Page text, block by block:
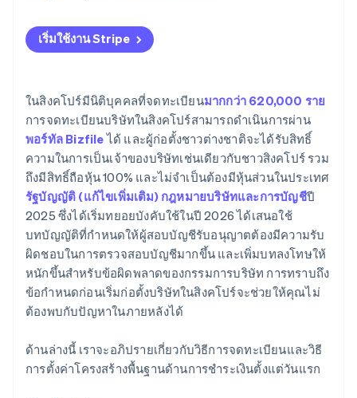
เริ่มใช้งาน Stripe
ในสิงคโปร์มีนิติบุคคลที่จดทะเบียนมากกว่า 620,000 ราย
การจดทะเบียนบริษัทในสิงคโปร์สามารถดำเนินการผ่าน
พอร์ทัล Bizfileได้ และผู้ก่อตั้งชาวต่างชาติจะได้รับสิทธิ์
ความในการเป็นเจ้าของบริษัทเช่นเดียวกับชาวสิงคโปร์ รวม
ถึงมีสิทธิ์ถือหุ้น 100% และไม่จำเป็นต้องมีหุ้นส่วนในประเทศ
รัฐบัญญัติ (แก้ไขเพิ่มเติม) กฎหมายบริษัทและการบัญชีปี
2025 ซึ่งได้เริ่มทยอยบังคับใช้ในปี 2026 ได้เสนอใช้
บทบัญญัติที่กำหนดให้ผู้สอบบัญชีรับอนุญาตต้องมีความรับ
ผิดชอบในการตรวจสอบบัญชีมากขึ้น และเพิ่มบทลงโทษให้
หนักขึ้นสำหรับข้อผิดพลาดของกรรมการบริษัท การทราบถึง
ข้อกำหนดก่อนเริ่มก่อตั้งบริษัทในสิงคโปร์จะช่วยให้คุณไม่
ต้องพบกับปัญหาในภายหลังได้
ด้านล่างนี้ เราจะอภิปรายเกี่ยวกับวิธีการจดทะเบียนและวิธี
การตั้งค่าโครงสร้างพื้นฐานด้านการชำระเงินตั้งแต่วันแรก